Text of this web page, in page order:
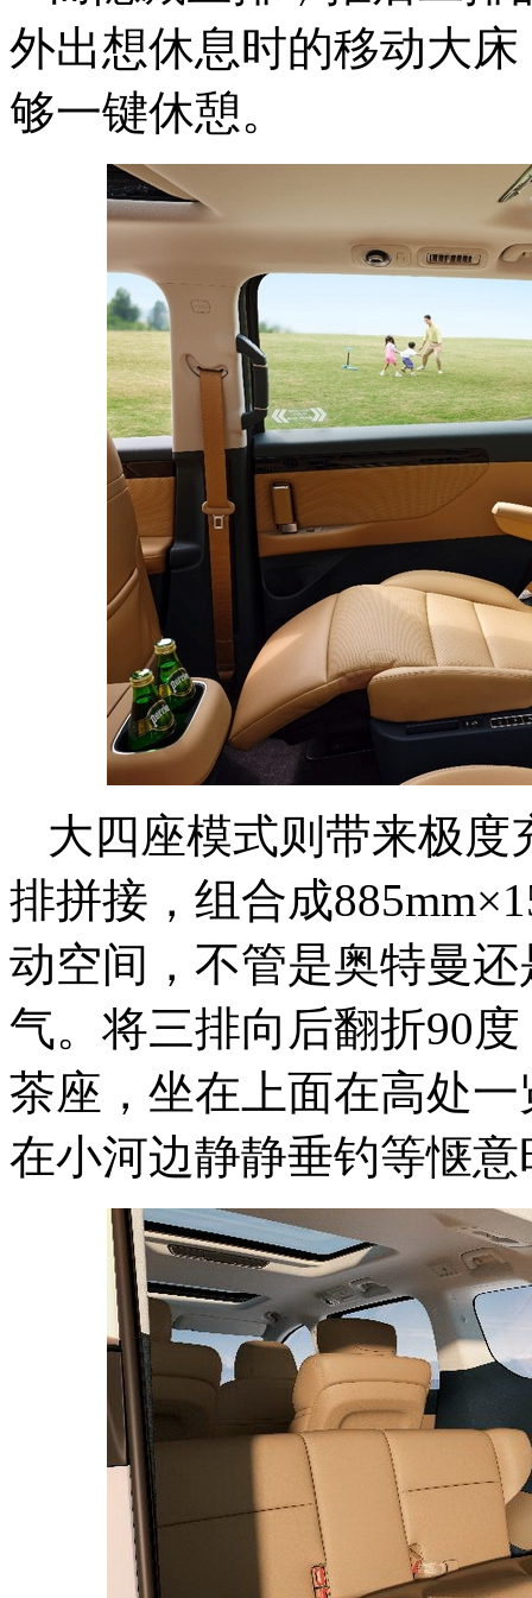
外出想休息时的移动大
够一键休憩。
大四座模式则带来极
排拼接，组合成
动空间，不管是奥特曼
气。将三排向后翻折90
茶座，坐在上面在高处
在小河边静静垂钓等惬